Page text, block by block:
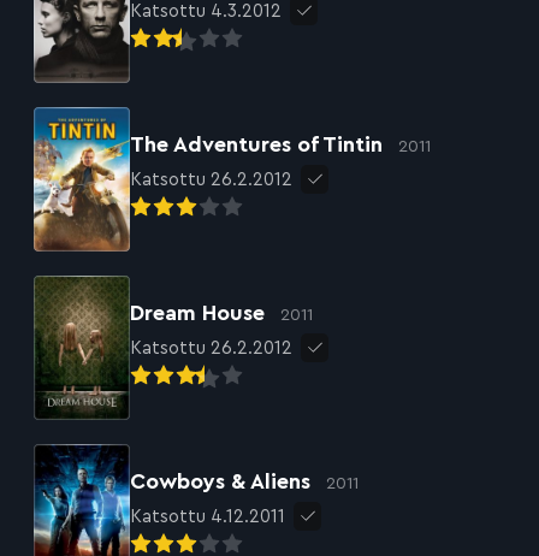
Katsottu 4.3.2012
The Adventures of Tintin 2011
Katsottu 26.2.2012
Dream House 2011
Katsottu 26.2.2012
Cowboys & Aliens 2011
Katsottu 4.12.2011